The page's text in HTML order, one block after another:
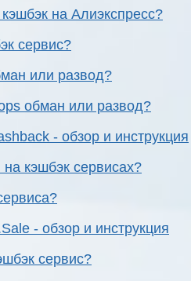
на Алиэкспресс?
сервис?
или развод?
обман или развод?
- обзор и инструкция
на кэшбэк сервисах?
- обзор и инструкция
сервис?